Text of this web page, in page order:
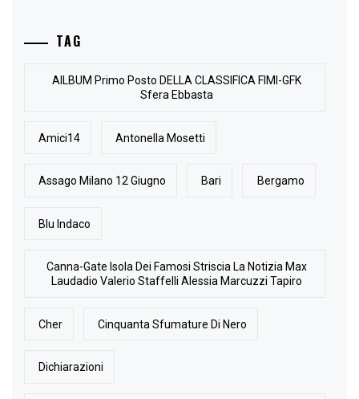
TAG
AlLBUM Primo Posto DELLA CLASSIFICA FIMI-GFK
Sfera Ebbasta
Amici14 Antonella Mosetti
Assago Milano 12 Giugno Bari Bergamo
Blu Indaco
Canna-Gate Isola Dei Famosi Striscia La Notizia Max
Laudadio Valerio Staffelli Alessia Marcuzzi Tapiro
Cher Cinquanta Sfumature Di Nero
Dichiarazioni